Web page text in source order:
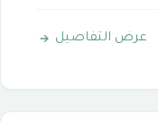
عرض التفاصيل